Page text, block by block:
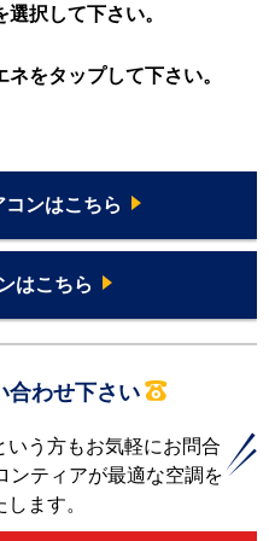
択して下さい。
をタップして下さい。
ンはこちら
はこちら
合わせ下さい
う方もお気軽にお問合
ンティアが最適な空調を
ます。